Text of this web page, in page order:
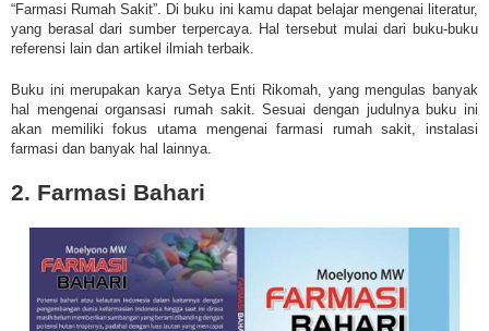
“Farmasi Rumah Sakit”. Di buku ini kamu dapat belajar mengenai literatur,
yang berasal dari sumber terpercaya. Hal tersebut mulai dari buku-buku
referensi lain dan artikel ilmiah terbaik.
Buku ini merupakan karya Setya Enti Rikomah, yang mengulas banyak
hal mengenai organsasi rumah sakit. Sesuai dengan judulnya buku ini
akan memiliki fokus utama mengenai farmasi rumah sakit, instalasi
farmasi dan banyak hal lainnya.
2. Farmasi Bahari